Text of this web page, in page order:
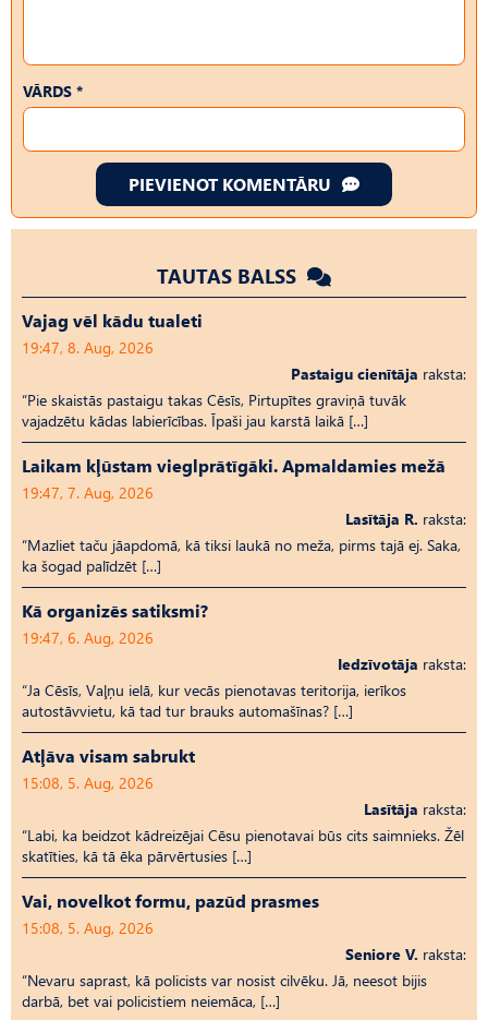
VĀRDS *
PIEVIENOT KOMENTĀRU
TAUTAS BALSS
Vajag vēl kādu tualeti
19:47, 8. Aug, 2026
Pastaigu cienītāja raksta:
“Pie skaistās pastaigu takas Cēsīs, Pirtupītes graviņā tuvāk
vajadzētu kādas labierīcības. Īpaši jau karstā laikā […]
Laikam kļūstam vieglprātīgāki. Apmaldamies mežā
19:47, 7. Aug, 2026
Lasītāja R. raksta:
“Mazliet taču jāapdomā, kā tiksi laukā no meža, pirms tajā ej. Saka,
ka šogad palīdzēt […]
Kā organizēs satiksmi?
19:47, 6. Aug, 2026
Iedzīvotāja raksta:
“Ja Cēsīs, Vaļņu ielā, kur vecās pienotavas teritorija, ierīkos
autostāvvietu, kā tad tur brauks automašīnas? […]
Atļāva visam sabrukt
15:08, 5. Aug, 2026
Lasītāja raksta:
“Labi, ka beidzot kādreizējai Cēsu pienotavai būs cits saimnieks. Žēl
skatīties, kā tā ēka pārvērtusies […]
Vai, novelkot formu, pazūd prasmes
15:08, 5. Aug, 2026
Seniore V. raksta:
“Nevaru saprast, kā policists var nosist cilvēku. Jā, neesot bijis
darbā, bet vai policistiem neiemāca, […]